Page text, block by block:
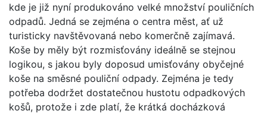
kde je již nyní produkováno velké množství pouličních
odpadů. Jedná se zejména o centra měst, ať už
turisticky navštěvovaná nebo komerčně zajímavá.
Koše by měly být rozmisťovány ideálně se stejnou
logikou, s jakou byly doposud umisťovány obyčejné
koše na směsné pouliční odpady. Zejména je tedy
potřeba dodržet dostatečnou hustotu odpadkových
košů, protože i zde platí, že krátká docházková